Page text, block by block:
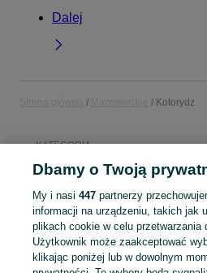
Dalej
Kotorydz
KATEGORIA
Popularne
junak rx 2
Dbamy o Twoją
My i nasi 447partnerzy
informacji na urządzeniu, takich jak
plikach cookie w celu przetwarzania
Użytkownik może zaakceptować
klikając poniżej lub w dowolnym